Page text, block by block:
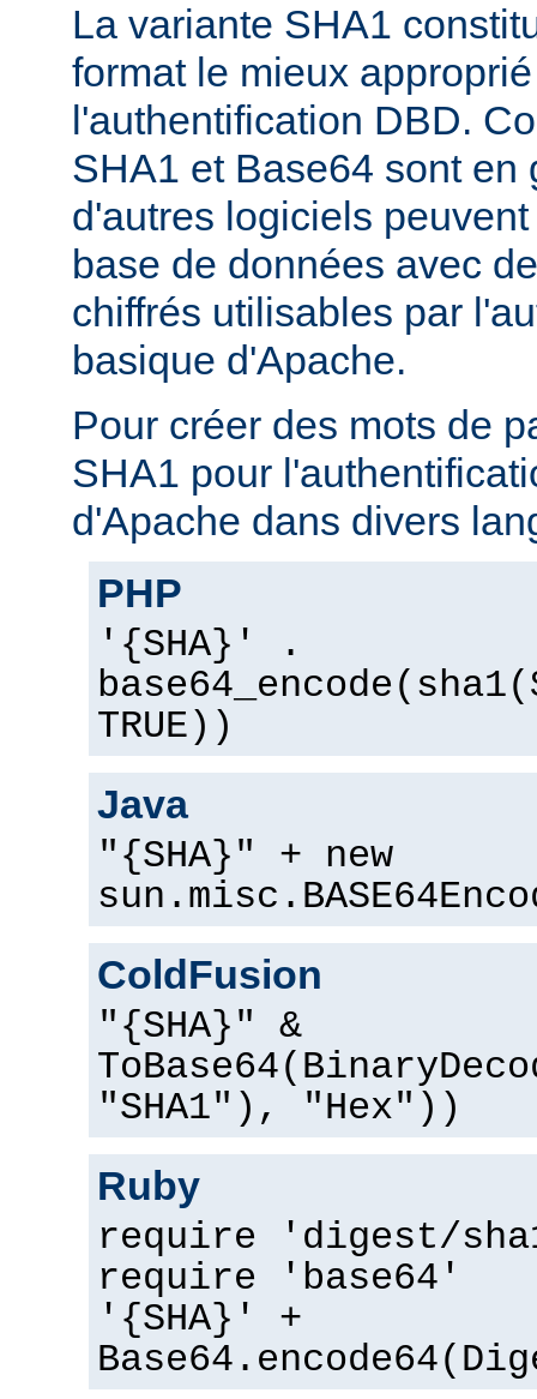
La variante SHA1
format le mieux
l'authentification DBD.
SHA1 et Base64 sont en
d'autres logiciels
base de données avec
chiffrés utilisables par
basique d'Apache.
Pour créer des mots de
SHA1 pour
d'Apache dans divers
PHP
'{SHA}' .
TRUE))
Java
"{SHA}" + new
ColdFusion
"{SHA}" &
"SHA1"), "Hex"))
Ruby
require 'digest/
require 'base64'
'{SHA}' +